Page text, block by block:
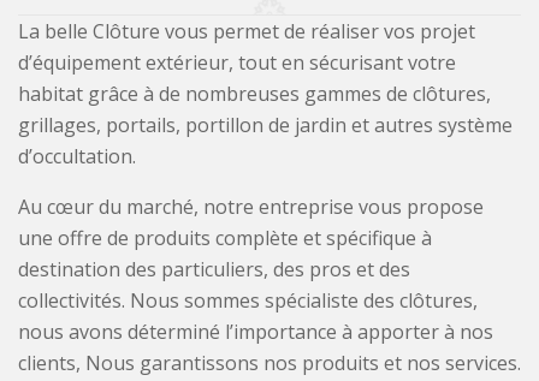
La belle Clôture vous permet de réaliser vos projet
d’équipement extérieur, tout en sécurisant votre
habitat grâce à de nombreuses gammes de clôtures,
grillages, portails, portillon de jardin et autres système
d’occultation.
Au cœur du marché, notre entreprise vous propose
une offre de produits complète et spécifique à
destination des particuliers, des pros et des
collectivités. Nous sommes spécialiste des clôtures,
nous avons déterminé l’importance à apporter à nos
clients, Nous garantissons nos produits et nos services.